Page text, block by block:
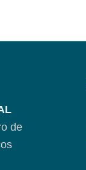
de